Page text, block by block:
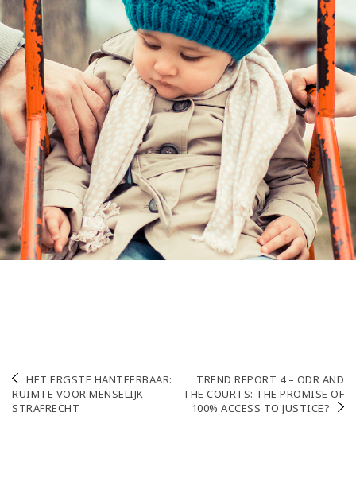
Navigation
de
HET ERGSTE HANTEERBAAR:
RUIMTE VOOR MENSELIJK
STRAFRECHT
TREND REPORT 4 – ODR AND
THE COURTS: THE PROMISE OF
100% ACCESS TO JUSTICE?